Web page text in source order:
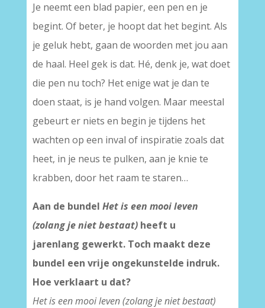
Je neemt een blad papier, een pen en je
begint. Of beter, je hoopt dat het begint. Als
je geluk hebt, gaan de woorden met jou aan
de haal. Heel gek is dat. Hé, denk je, wat doet
die pen nu toch? Het enige wat je dan te
doen staat, is je hand volgen. Maar meestal
gebeurt er niets en begin je tijdens het
wachten op een inval of inspiratie zoals dat
heet, in je neus te pulken, aan je knie te
krabben, door het raam te staren…
Aan de bundel Het is een mooi leven
(zolang je niet bestaat)heeft u
jarenlang gewerkt. Toch maakt deze
bundel een vrije ongekunstelde indruk.
Hoe verklaart u dat?
Het is een mooi leven (zolang je niet bestaat)